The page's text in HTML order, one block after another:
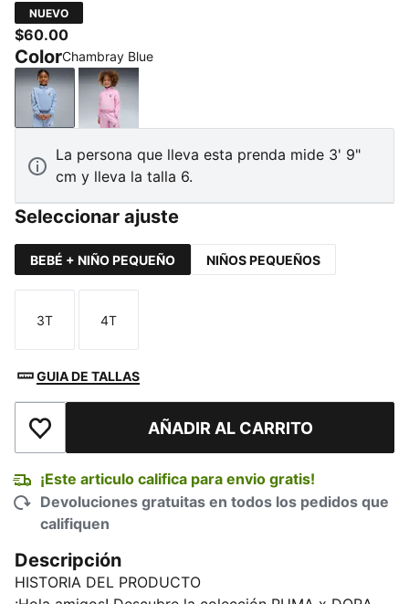
NUEVO
$60.00
ColorChambray Blue
Chambray BlueMauve Glow
La persona que lleva esta prenda mide 3' 9"
cm y lleva la talla 6.
Seleccionar ajuste
BEBÉ + NIÑO PEQUEÑO NIÑOS PEQUEÑOS
Talla
3T
Talla
4T
GUIA DE TALLAS
Añadir a la lista de deseosAÑADIR AL CARRITO
¡Este articulo califica para envio gratis!
Devoluciones gratuitas en todos los pedidos que
califiquen
Descripción
HISTORIA DEL PRODUCTO